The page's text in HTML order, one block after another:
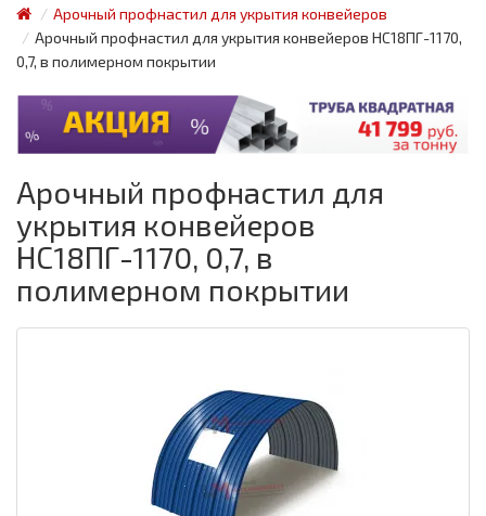
Арочный профнастил для укрытия конвейеров
Арочный профнастил для укрытия конвейеров НС18ПГ-1170,
0,7, в полимерном покрытии
Арочный профнастил для
укрытия конвейеров
НС18ПГ-1170, 0,7, в
полимерном покрытии